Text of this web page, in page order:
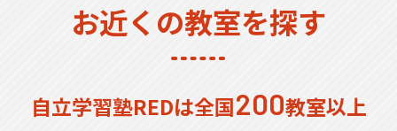
お近くの教室を探す
自立学習塾REDは全国200教室以上